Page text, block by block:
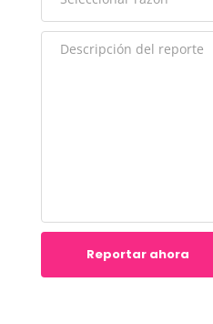
Reportar ahora